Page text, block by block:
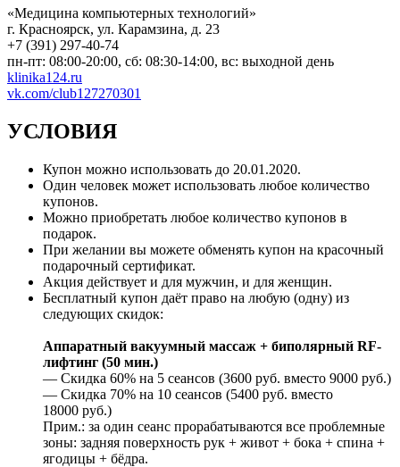
«Медицина компьютерных технологий»
г. Красноярск, ул. Карамзина, д. 23
+7 (391) 297-40-74
пн-пт: 08:00-20:00, сб: 08:30-14:00, вс: выходной день
klinika124.ru
vk.com/club127270301
УСЛОВИЯ
Купон можно использовать до 20.01.2020.
Один человек может использовать любое количество
купонов.
Можно приобретать любое количество купонов в
подарок.
При желании вы можете обменять купон на красочный
подарочный сертификат.
Акция действует и для мужчин, и для женщин.
Бесплатный купон даёт право на любую (одну) из
следующих скидок:
Аппаратный вакуумный массаж + биполярный RF-
лифтинг (50 мин.)
— Скидка 60% на 5 сеансов (3600 руб. вместо 9000 руб.)
— Скидка 70% на 10 сеансов (5400 руб. вместо
18000 руб.)
Прим.: за один сеанс прорабатываются все проблемные
зоны: задняя поверхность рук + живот + бока + спина +
ягодицы + бёдра.